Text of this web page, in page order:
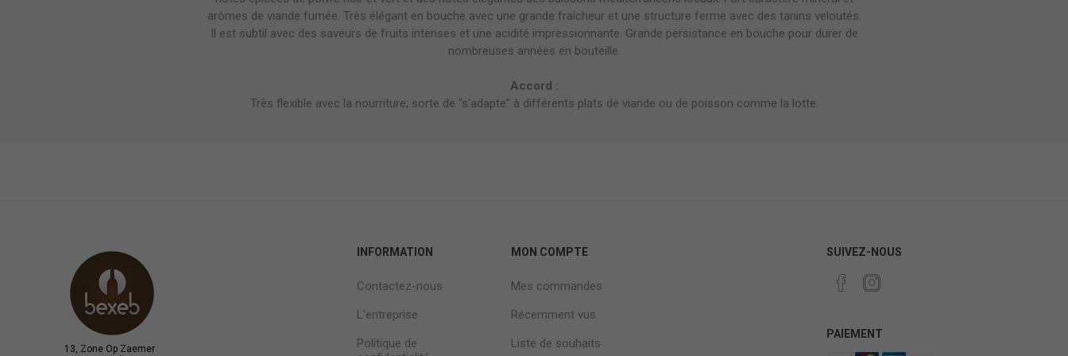
arômes de viande fumée. Très élégant en bouche avec une grande fraîcheur et une structure ferme avec des tanins veloutés.
Il est subtil avec des saveurs de fruits intenses et une acidité impressionnante. Grande persistance en bouche pour durer de
nombreuses années en bouteille.
Accord :
Très flexible avec la nourriture; sorte de "s'adapte" à différents plats de viande ou de poisson comme la lotte.
13, Zone Op Zaemer
INFORMATION
Contactez-nous
L'entreprise
Politique de
MON COMPTE
Mes commandes
Récemment vus
Liste de souhaits
SUIVEZ-NOUS
PAIEMENT